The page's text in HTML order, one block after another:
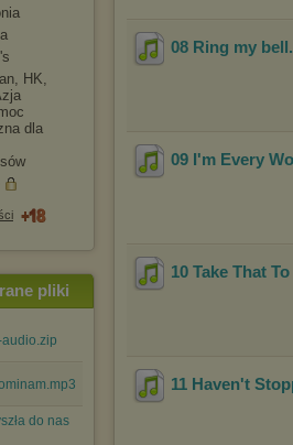
HK,
dla
pliki
do nas
08 Ring my bell
09 I'm Every
10 Take That
11 Haven't